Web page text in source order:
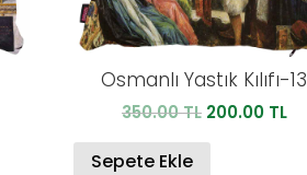
Osmanlı Yastık Kılıfı-13
350.00TL Orijinal
200.00 TLŞu
Sepete Ekle